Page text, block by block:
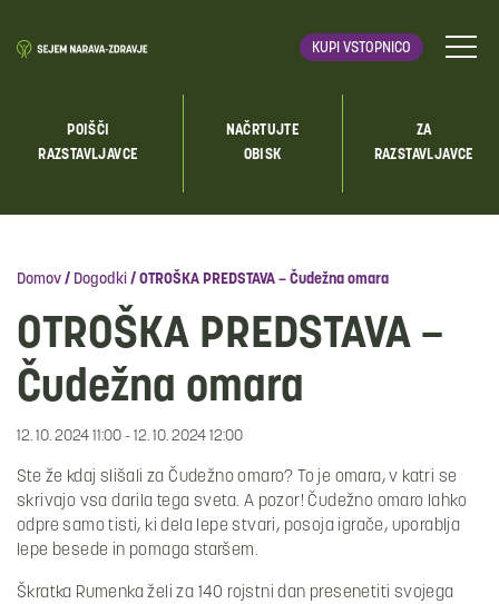
KUPI VSTOPNICO
POIŠČI
RAZSTAVLJAVCE
NAČRTUJTE
OBISK
ZA
RAZSTAVLJAVCE
Domov / Dogodki / OTROŠKA PREDSTAVA – Čudežna omara
OTROŠKA PREDSTAVA –
Čudežna omara
12. 10. 2024 11:00 - 12. 10. 2024 12:00
Ste že kdaj slišali za Čudežno omaro? To je omara, v katri se
skrivajo vsa darila tega sveta. A pozor! Čudežno omaro lahko
odpre samo tisti, ki dela lepe stvari, posoja igrače, uporablja
lepe besede in pomaga staršem.
Škratka Rumenka želi za 140 rojstni dan presenetiti svojega